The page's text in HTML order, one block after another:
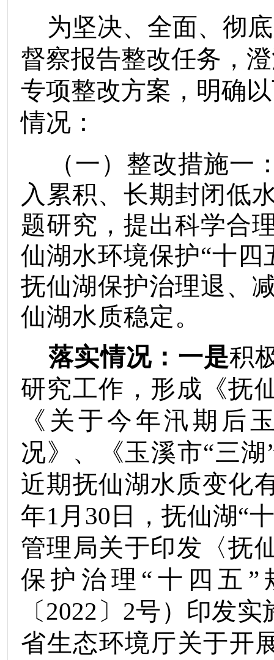
为坚决、全面、彻
督察报告整改任务，
专项整改方案，明确
情况：
（一）整改措施一
入累积、长期封闭低
题研究，提出科学合
仙湖水环境保护“十四
抚仙湖保护治理退、
仙湖水质稳定。
落实情况：一是积
研究工作，形成《抚
《关于今年汛期后
况》、《玉溪市“三
近期抚仙湖水质变化
年1 月 30 日，抚仙湖“
管理局关于印发〈抚
保护治理“十四五”
〔2022 〕 2号）印发实
省生态环境厅关于开